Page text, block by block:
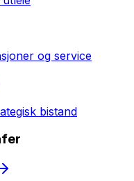
og service
bistand